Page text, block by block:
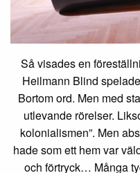
Så visades en
Heilmann Blind
Bortom ord. Men med
utlevande rörelser.
kolonialismen”. Men
hade som ett hem var
och förtryck… Många